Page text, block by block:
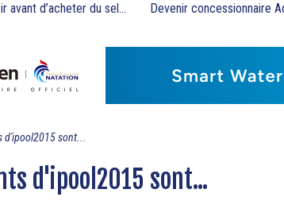
avant d’acheter du sel... Devenir concessionnaire
d'ipool2015 sont...
d'ipool2015 sont...